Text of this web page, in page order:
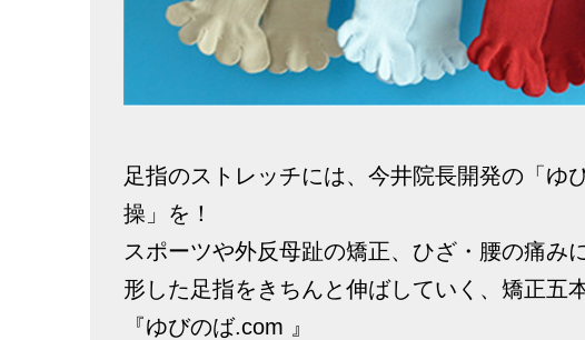
足指のストレッチには、今井院長開発の「ゆ
操」を！
スポーツや外反母趾の矯正、ひざ・腰の痛み
形した足指をきちんと伸ばしていく、矯正五
『ゆびのば.com 』